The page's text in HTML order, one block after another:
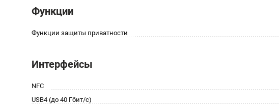
Функции
Функции защиты приватности
Интерфейсы
NFC
USB4 (до 40 Гбит/с)